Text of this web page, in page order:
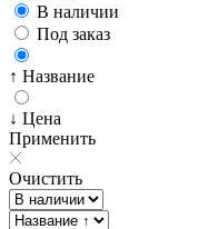
В наличии
Под заказ
↑ Название
↓ Цена
Применить
Очистить